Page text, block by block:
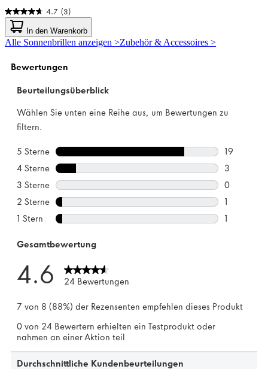
4.7 (3)
4.7
von
5
Sternen.
Bewertungen
In den Warenkorb
Alle Sonnenbrillen anzeigen >Zubehör & Accessoires >